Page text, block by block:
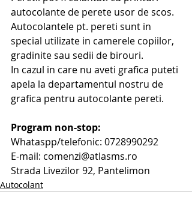
autocolante de perete usor de scos.
Autocolantele pt. pereti sunt in
special utilizate in camerele copiilor,
gradinite sau sedii de birouri.
In cazul in care nu aveti grafica puteti
apela la departamentul nostru de
grafica pentru autocolante pereti.
Program non-stop:
Whataspp/telefonic: 0728990292
E-mail: comenzi@atlasms.ro
Strada Livezilor 92, Pantelimon
Autocolant